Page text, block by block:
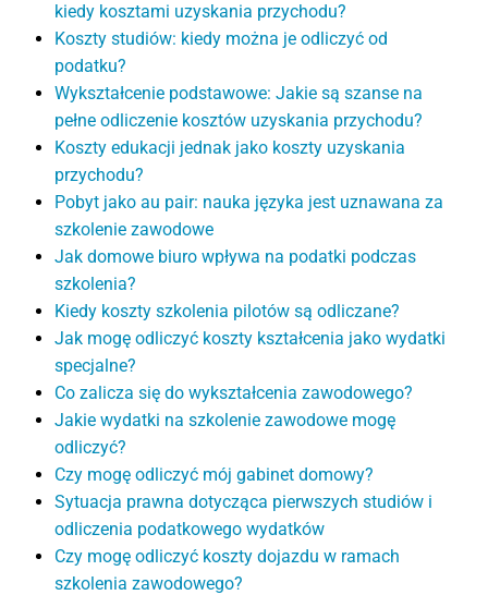
kiedy kosztami uzyskania przychodu?
Koszty studiów: kiedy można je odliczyć od
podatku?
Wykształcenie podstawowe: Jakie są szanse na
pełne odliczenie kosztów uzyskania przychodu?
Koszty edukacji jednak jako koszty uzyskania
przychodu?
Pobyt jako au pair: nauka języka jest uznawana za
szkolenie zawodowe
Jak domowe biuro wpływa na podatki podczas
szkolenia?
Kiedy koszty szkolenia pilotów są odliczane?
Jak mogę odliczyć koszty kształcenia jako wydatki
specjalne?
Co zalicza się do wykształcenia zawodowego?
Jakie wydatki na szkolenie zawodowe mogę
odliczyć?
Czy mogę odliczyć mój gabinet domowy?
Sytuacja prawna dotycząca pierwszych studiów i
odliczenia podatkowego wydatków
Czy mogę odliczyć koszty dojazdu w ramach
szkolenia zawodowego?